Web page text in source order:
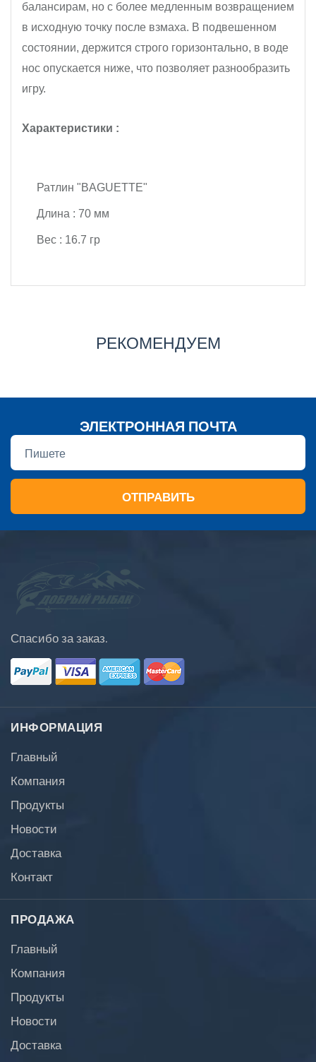
балансирам, но с более медленным возвращением
в исходную точку после взмаха. В подвешенном
состоянии, держится строго горизонтально, в воде
нос опускается ниже, что позволяет разнообразить
игру.
Характеристики :
Ратлин "BAGUETTE"
Длина : 70 мм
Вес : 16.7 гр
РЕКОМЕНДУЕМ
ЭЛЕКТРОННАЯ ПОЧТА
ОТПРАВИТЬ
Спасибо за заказ.
ИНФОРМАЦИЯ
Главный
Компания
Продукты
Новости
Доставка
Контакт
ПРОДАЖА
Главный
Компания
Продукты
Новости
Доставка